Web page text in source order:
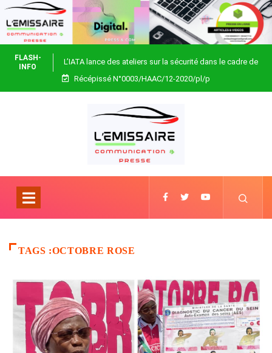
FLASH-
INFO
L’IATA lance des ateliers sur la sécurité dans le cadre de
Focus Africa
Récépissé N°0003/HAAC/12-2020/pl/p
TAGS :OCTOBRE ROSE